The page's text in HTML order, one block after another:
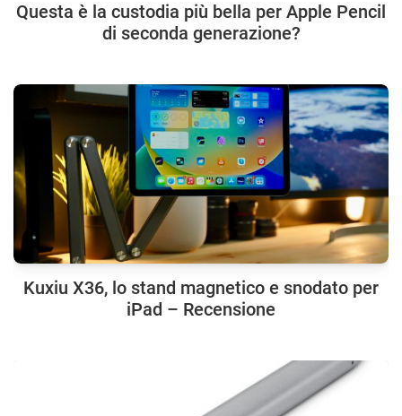
Questa è la custodia più bella per Apple Pencil
di seconda generazione?
Kuxiu X36, lo stand magnetico e snodato per
iPad – Recensione